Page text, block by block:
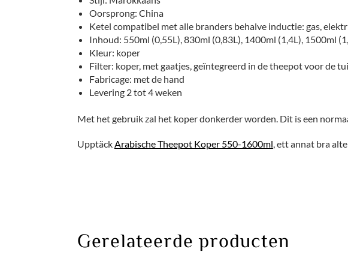
Oorsprong: China
Ketel compatibel met alle branders behalve inductie: gas,
Inhoud: 550ml (0,55L), 830ml (0,83L), 1400ml (1,4L), 1500ml
Kleur: koper
Filter: koper, met gaatjes, geïntegreerd in de theepot voor de
Fabricage: met de hand
Levering 2 tot 4 weken
Met het gebruik zal het koper donkerder worden. Dit is een
Upptäck Arabische Theepot Koper 550-1600ml , ett annat bra
Gerelateerde producten